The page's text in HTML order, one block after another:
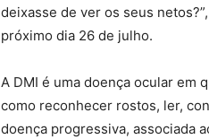
deixasse de ver os seus
próximo dia 26 de julho.
A DMI é uma doença ocular em
como reconhecer rostos, ler,
doença progressiva, associada